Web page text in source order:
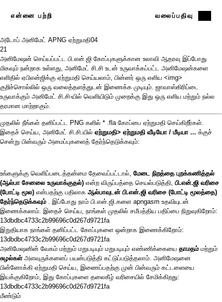
என்னை பற்றி வலைப்பதிவு
அடோப் அனிமேட் APNG ஏற்றுமதி04
21
அனிமேஷன் செய்யப்பட்ட பி.என்.ஜி கோப்புகளுக்கான உலாவி ஆதரவு இப்போது
மிகவும் நன்றாக உள்ளது, அனிமேட் சி.சி உடன் உருவாக்கப்பட்ட அனிமேஷன்களை
எளிதில் ஏபிஎன்ஜிக்கு ஏற்றுமதி செய்யலாம், பின்னர் ஒரு எளிய <img>
குறிச்சொல்லில் ஒரு வலைத்தளத்துடன் இணைக்க முடியும். ஜாவாஸ்கிரிப்டை
உருவாக்கும் அனிமேட் சி.சி-யில் வெளியிடும் முறைக்கு இது ஒரு எளிய மற்றும் நல்ல
தரமான மாற்றாகும்.
முதலில் நீங்கள் தனிப்பட்ட PNG களில் * .fla கோப்பை ஏற்றுமதி செய்கிறீர்கள்.
இதைச் செய்ய, அனிமேட் சி.சி.யில் ஏற்றுமதி> ஏற்றுமதி வீடியோ / மீடியா ... க்குச்
சென்று பின்வரும் அமைப்புகளைத் தேர்ந்தெடுக்கவும்:
உங்களுக்கு வெளிப்படைத்தன்மை தேவைப்பட்டால், மேடை நிறத்தை புறக்கணித்தல்
(ஆல்பா சேனலை உருவாக்குதல்) என்ற விருப்பத்தை செயல்படுத்தி, பி.என்.ஜி வரிசை
(போட்டி மூல) என்பதற்கு பதிலாக ஆல்பாவுடன் பி.என்.ஜி வரிசை (போட்டி மூலத்தை)
தேர்ந்தெடுக்கவும். இப்போது நாம் பி.என்.ஜி.களை apngasm உதவியுடன்
இணைக்கலாம். இதைச் செய்ய, நாங்கள் முதலில் சமீபத்திய பதிப்பை நிறுவுகிறோம்:
13dbdbc4733c2b99696c0d267d9721fa
இறுதியாக நாங்கள் தனிப்பட்ட கோப்புகளை ஒன்றாக இணைக்கிறோம்:
13dbdbc4733c2b99696c0d267d9721fa
அனிமேஷனின் வேகம் மற்றும் மறுபடியும் மறுபடியும் எண்ணிக்கையை தாமதம்மற்றும்
சுழல்கள்அளவுருக்களைப் பயன்படுத்தி கட்டுப்படுத்தலாம். அனிமேஷனை
பின்னோக்கி ஏற்றுமதி செய்ய, இணைப்பதற்கு முன் பின்வரும் கட்டளையை
இயக்குகிறோம், இது கோப்புகளை தலைகீழ் வரிசையில் சேமிக்கிறது:
13dbdbc4733c2b99696c0d267d9721fa
மீண்டும்